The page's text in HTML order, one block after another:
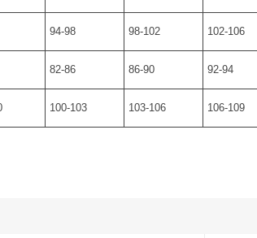
94-98 98-102 102-106
82-86 86-90 92-94
100-103 103-106 106-109